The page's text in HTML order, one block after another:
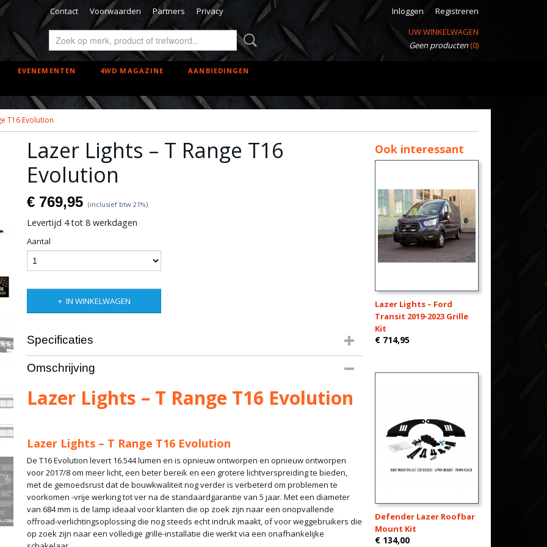
Contact Voorwaarden Partners Privacy Inloggen
Registreren
UW WINKELWAGEN
Geen producten(0)
EVENEMENTEN 4WD MAGAZINE AANBIEDINGEN
T16 Evolution
Lazer Lights – T Range T16
Evolution
€ 769,95 (inclusief btw 21%)
Levertijd 4 tot 8 werkdagen
Aantal
IN WINKELWAGEN
Specificaties
Productcode leverancier
Bruto gewicht
Omschrijving
Lazer Lights – T Range T16 Evolution
Lazer Lights – T Range T16 Evolution
De T16 Evolution levert 16.544 lumen en is opnieuw ontworpen en opnieuw ontworpen
voor 2017/8 om meer licht, een beter bereik en een grotere lichtverspreiding te bieden,
met de gemoedsrust dat de bouwkwaliteit nog verder is verbeterd om problemen te
voorkomen -vrije werking tot ver na de standaardgarantie van 5 jaar. Met een diameter
van 684 mm is de lamp ideaal voor klanten die op zoek zijn naar een onopvallende
offroad-verlichtingsoplossing die nog steeds echt indruk maakt, of voor weggebruikers die
op zoek zijn naar een volledige grille-installatie die werkt via een onafhankelijke
Ook interessant
Lazer Lights – Ford
Transit 2019-2023 Grille
Kit
€ 714,95
Defender Lazer Roofbar
Mount Kit
€ 134,00